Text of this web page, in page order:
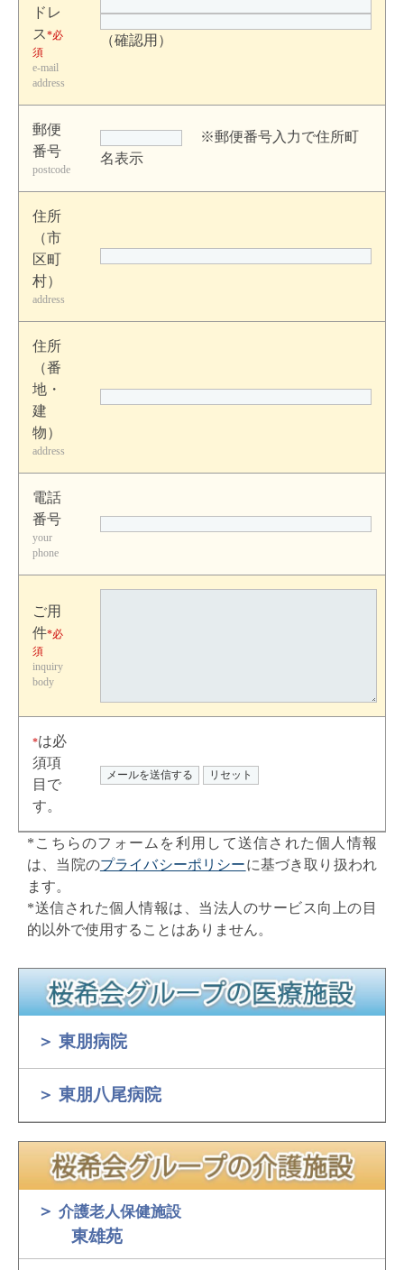
ドレ
ス *必
須
e-mail
address
（確認用）
郵便
番号
postcode
※郵便番号入力で住所町
名表示
住所
（市
区町
村）
address
住所
（番
地・
建
物）
address
電話
番号
your
phone
ご用
件*必
須
inquiry
body
*は必
須項
目で
す。
*こちらのフォームを利用して送信された個人情報
は、当院のプライバシーポリシーに基づき取り扱われ
ます。
*送信された個人情報は、当法人のサービス向上の目
的以外で使用することはありません。
＞ 東朋病院
＞ 東朋八尾病院
＞ 介護老人保健施設
東雄苑